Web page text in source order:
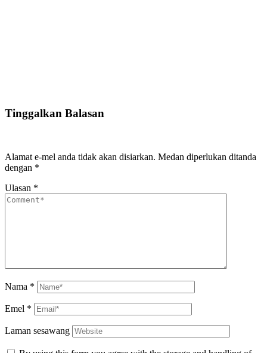
Tinggalkan Balasan
Alamat e-mel anda tidak akan disiarkan. Medan diperlukan ditanda
dengan *
Ulasan *
Nama *
Emel *
Laman sesawang